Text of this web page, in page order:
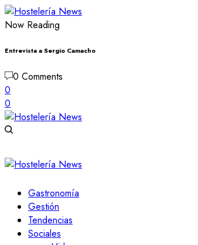
Now Reading
Entrevista a Sergio Camacho
0 Comments
0
0
Gastronomía
Gestión
Tendencias
Sociales